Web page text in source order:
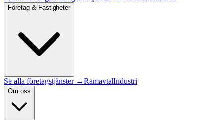
Företag & Fastigheter
Se alla företagstjänster →RamavtalIndustri
Om oss